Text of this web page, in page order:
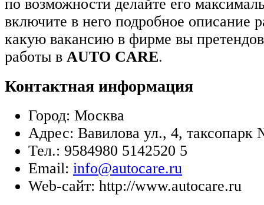
по возможности делайте его
включите в него подробное описание
какую вакансию в фирме вы
работы в AUTO CARE.
Контактная информация
Город: Москва
Адрес: Вавилова ул., 4, таксопарк
Тел.: 9584980 5142520 5
Email: info@autocare.ru
Web-сайт: http://www.autocare.ru